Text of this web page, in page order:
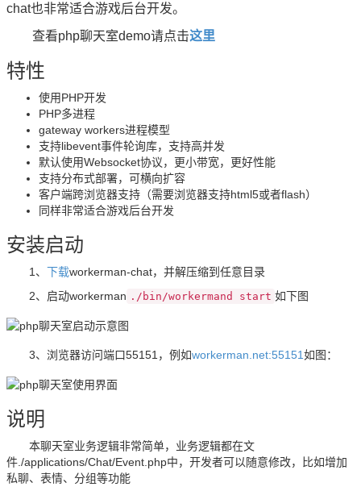
chat也非常适合游戏后台开发。
查看php聊天室demo请点击这里
特性
使用PHP开发
PHP多进程
gateway workers进程模型
支持libevent事件轮询库，支持高并发
默认使用Websocket协议，更小带宽，更好性能
支持分布式部署，可横向扩容
客户端跨浏览器支持（需要浏览器支持html5或者flash）
同样非常适合游戏后台开发
安装启动
1、 下载workerman-chat，并解压缩到任意目录
2、启动workerman ./bin/workermand start 如下图
3、浏览器访问端口55151，例如workerman.net:55151如图：
说明
本聊天室业务逻辑非常简单，业务逻辑都在文
件./applications/Chat/Event.php中，开发者可以随意修改，比如增加
私聊、表情、分组等功能